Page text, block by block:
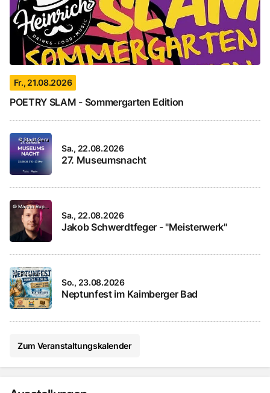
Fr., 21.08.2026
POETRY SLAM - Sommergarten Edition
©Stadt Gera
Sa., 22.08.2026
27. Museumsnacht
©Marvin Ruppert
Sa., 22.08.2026
Jakob Schwerdtfeger - "Meisterwerk"
©"Elstertal"-Infraprojekt GmbH, Gera
So., 23.08.2026
Neptunfest im Kaimberger Bad
Zum Veranstaltungskalender